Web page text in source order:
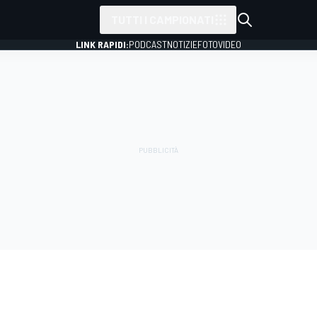
LINK RAPIDI:PODCASTNOTIZIEFOTOVIDEO